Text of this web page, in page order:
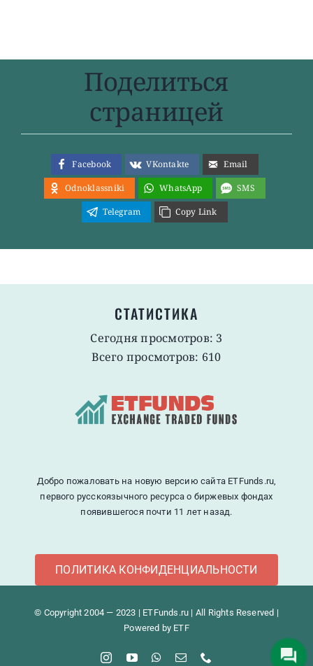
Поделиться
страницей
Facebook VKontakte
Email
Odnoklassniki
WhatsApp
SMS
Telegram
Copy Link
СТАТИСТИКА
Сегодня просмотров: 3
Всего просмотров: 610
Добро пожаловать на новую версию сайта ETFunds.ru,
первого русскоязычного ресурса о биржевых фондах
появившегося почти 11 лет назад.
ПОЛИТИКА КОНФИДЕНЦИАЛЬНОСТИ
© Copyright 2004 — 2023 | ETFunds.ru | All Rights Reserved |
Powered by ETF